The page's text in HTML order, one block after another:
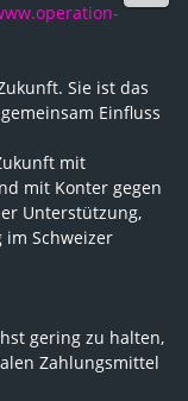
Sie ist das
Einfluss
mit
mit Konter gegen
Unterstützung,
Schweizer
gering zu halten,
Zahlungsmittel